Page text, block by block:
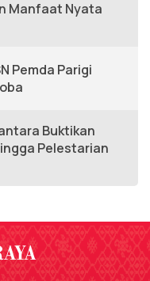
Manfaat Nyata
Pemda Parigi
Buktikan
Pelestarian